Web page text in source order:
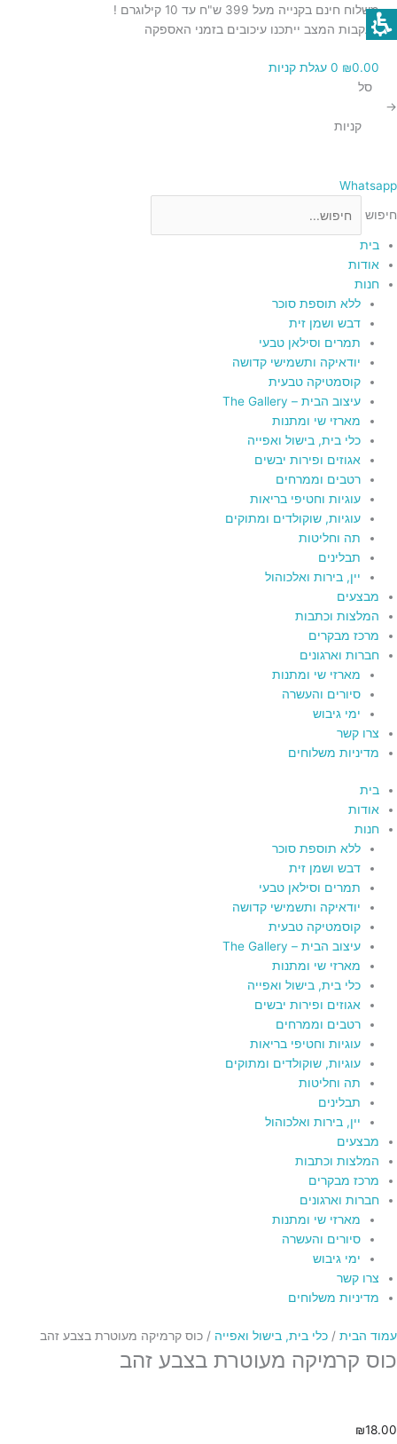
דילוג
לתוכן
משלוח חינם בקנייה מעל 399 ש"ח עד 10 קילוגרם !
בעקבות המצב ייתכנו עיכובים בזמני האספקה
₪0.00
0 עגלת קניות
סל
→
קניות
Whatsapp
חיפוש
בית
אודות
חנות
ללא תוספת סוכר
דבש ושמן זית
תמרים וסילאן טבעי
יודאיקה ותשמישי קדושה
קוסמטיקה טבעית
עיצוב הבית – The Gallery
מארזי שי ומתנות
כלי בית, בישול ואפייה
אגוזים ופירות יבשים
רטבים וממרחים
עוגיות וחטיפי בריאות
עוגיות, שוקולדים ומתוקים
תה וחליטות
תבלינים
יין, בירות ואלכוהול
מבצעים
המלצות וכתבות
מרכז מבקרים
חברות וארגונים
מארזי שי ומתנות
סיורים והעשרה
ימי גיבוש
צרו קשר
מדיניות משלוחים
בית
אודות
חנות
ללא תוספת סוכר
דבש ושמן זית
תמרים וסילאן טבעי
יודאיקה ותשמישי קדושה
קוסמטיקה טבעית
עיצוב הבית – The Gallery
מארזי שי ומתנות
כלי בית, בישול ואפייה
אגוזים ופירות יבשים
רטבים וממרחים
עוגיות וחטיפי בריאות
עוגיות, שוקולדים ומתוקים
תה וחליטות
תבלינים
יין, בירות ואלכוהול
מבצעים
המלצות וכתבות
מרכז מבקרים
חברות וארגונים
מארזי שי ומתנות
סיורים והעשרה
ימי גיבוש
צרו קשר
מדיניות משלוחים
עמוד הבית / כלי בית, בישול ואפייה / כוס קרמיקה מעוטרת בצבע זהב
כוס קרמיקה מעוטרת בצבע זהב
₪18.00
כמות
של
קרמיקה
זהב
כמות
של
קינוח
פרחים
ס"מ
כמות
של
הגשה
פרחים
ס"מ
כמות
של
נירוסטה
1200